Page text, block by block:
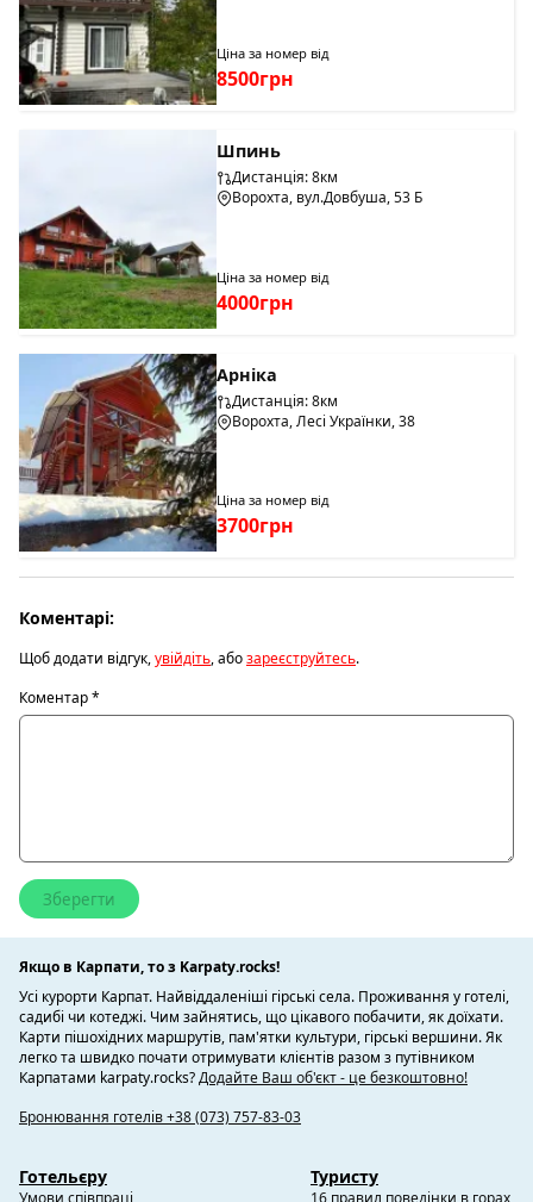
Ціна за номер від
8500грн
Шпинь
Дистанція: 8км
Ворохта, вул.Довбуша, 53 Б
Ціна за номер від
4000грн
Арніка
Дистанція: 8км
Ворохта, Лесі Українки, 38
Ціна за номер від
3700грн
Коментарі:
Щоб додати відгук,увійдіть, абозареєструйтесь.
Коментар*
Якщо в Карпати, то з Karpaty.rocks!
Усі курорти Карпат. Найвіддаленіші гірські села. Проживання у готелі,
садибі чи котеджі. Чим зайнятись, що цікавого побачити, як доїхати.
Карти пішохідних маршрутів, пам'ятки культури, гірські вершини. Як
легко та швидко почати отримувати клієнтів разом з путівником
Карпатами karpaty.rocks?Додайте Ваш об'єкт - це безкоштовно!
Бронювання готелів +38 (073) 757-83-03
Готельєру Туристу